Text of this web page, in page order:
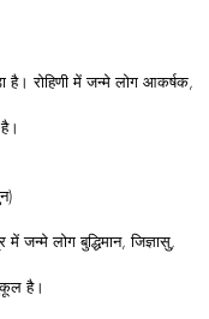
है। रोहिणी में जन्मे लोग आकर्षक,
जन्मे लोग बुद्धिमान, जिज्ञासु,
है।